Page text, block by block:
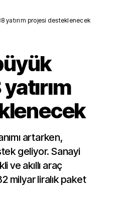
yatırım projesi desteklenecek
artarken,
geliyor. Sanayi
ve akıllı araç
milyar liralık paket